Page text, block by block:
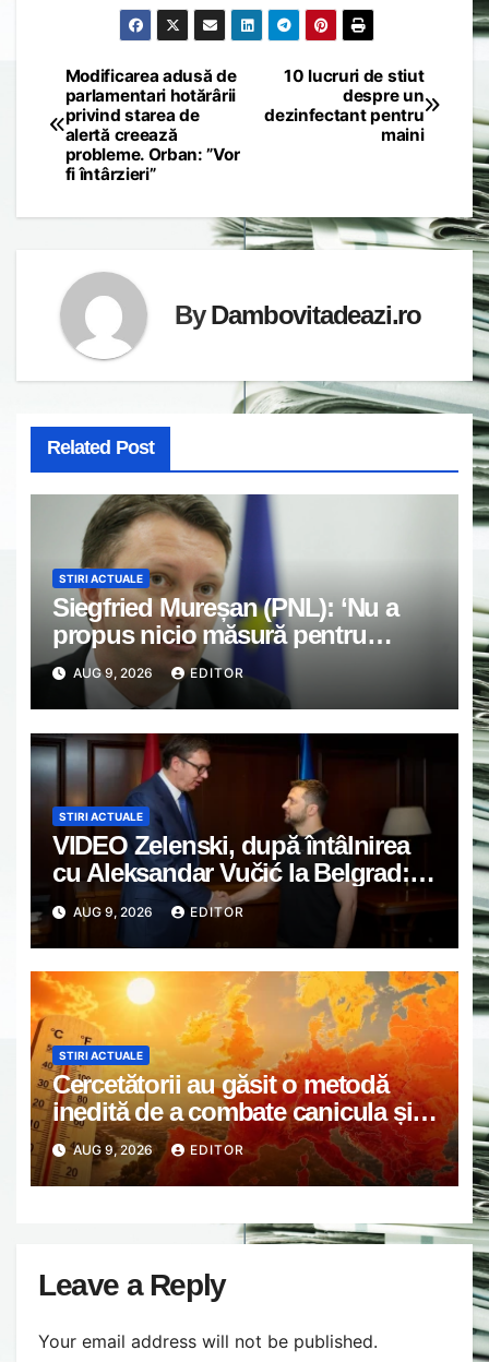
Post
navigation
10 lucruri de stiut
despre un
dezinfectant pentru
maini
Modificarea adusă de
parlamentari hotărârii
privind starea de
alertă creează
probleme. Orban: ”Vor
fi întârzieri”
ByDambovitadeazi.ro
Related Post
STIRI ACTUALE
Siegfried Mureșan (PNL): ‘Nu a
propus nicio măsură pentru
depăşirea crizei energetice. Tot ce
vedem la PSD este gălăgie, circ şi
populism alături de AUR’
AUG 9, 2026 EDITOR
STIRI ACTUALE
VIDEO Zelenski, după întâlnirea
cu Aleksandar Vučić la Belgrad:
„Înțeleg scepticismul față de UE,
dar Ucraina nu are timp pentru
scepticism”
AUG 9, 2026 EDITOR
STIRI ACTUALE
Cercetătorii au găsit o metodă
inedită de a combate canicula și
de a reduce folosirea aerului
condiționat: Apa de ploaie
colectată de pe acoperișuri
AUG 9, 2026 EDITOR
Leave a Reply
Your email address will not be published.